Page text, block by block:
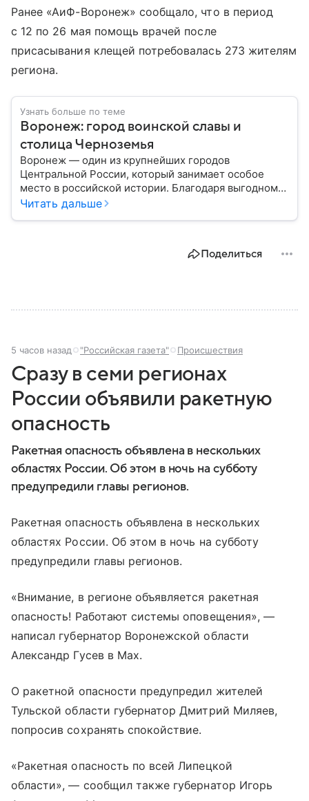
Ранее «АиФ-Воронеж» сообщало, что в период
с 12 по 26 мая помощь врачей после
присасывания клещей потребовалась 273 жителям
региона.
Узнать больше по теме
Воронеж: город воинской славы и
столица Черноземья
Воронеж — один из крупнейших городов
Центральной России, который занимает особое
место в российской истории. Благодаря выгодному
расположению на юге европейской части страны
Читать дальше
Поделиться
5 часов назад "Российская газета" Происшествия
Сразу в семи регионах
России объявили ракетную
опасность
Ракетная опасность объявлена в нескольких
областях России. Об этом в ночь на субботу
предупредили главы регионов.
Ракетная опасность объявлена в нескольких
областях России. Об этом в ночь на субботу
предупредили главы регионов.
«Внимание, в регионе объявляется ракетная
опасность! Работают системы оповещения», —
написал губернатор Воронежской области
Александр Гусев в Мах.
О ракетной опасности предупредил жителей
Тульской области губернатор Дмитрий Миляев,
попросив сохранять спокойствие.
«Ракетная опасность по всей Липецкой
области», — сообщил также губернатор Игорь